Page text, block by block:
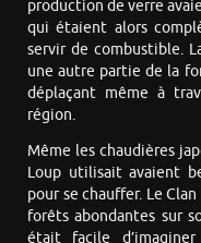
production de verre
qui étaient alors
servir de combustible.
une autre partie de la
déplaçant même à
région.
Même les chaudières
Loup utilisait avaient
pour se chauffer. Le
forêts abondantes sur
était facile